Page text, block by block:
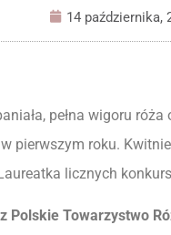
14 października,
pełna wigoru
pierwszym roku.
licznych
Polskie Towarzystwo